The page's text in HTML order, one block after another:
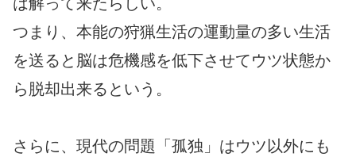
つまり、本能の狩猟生活の運動量の多い生活
を送ると脳は危機感を低下させてウツ状態か
ら脱却出来るという。
さらに、現代の問題「孤独」はウツ以外にも